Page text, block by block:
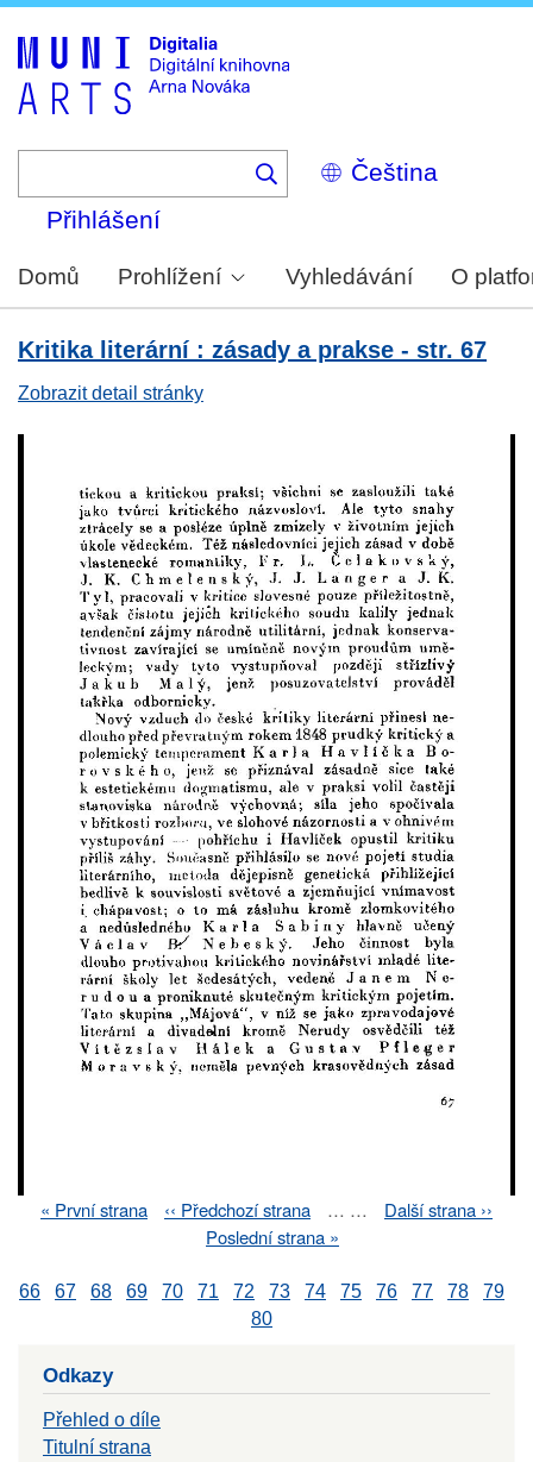
Select
your
Přihlášení
Domů Prohlížení Vyhledávání O
Kritika literární : zásady a prakse - str. 67
Zobrazit detail stránky
First
« První strana
Previous
‹‹ Předchozí strana … …
Next
Další strana ››
Last
Poslední strana »
66 67 68 69 70 71 72 73 74 75 76 77 78
79
80
Odkazy
Přehled o díle
Titulní strana